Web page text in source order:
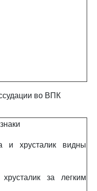
во ВПК
и хрусталик видны
за легким